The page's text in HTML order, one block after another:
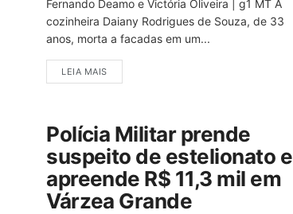
Fernando Deamo e Victória Oliveira | g1 MT A
cozinheira Daiany Rodrigues de Souza, de 33
anos, morta a facadas em um...
LEIA MAIS
Polícia Militar prende
suspeito de estelionato e
apreende R$ 11,3 mil em
Várzea Grande